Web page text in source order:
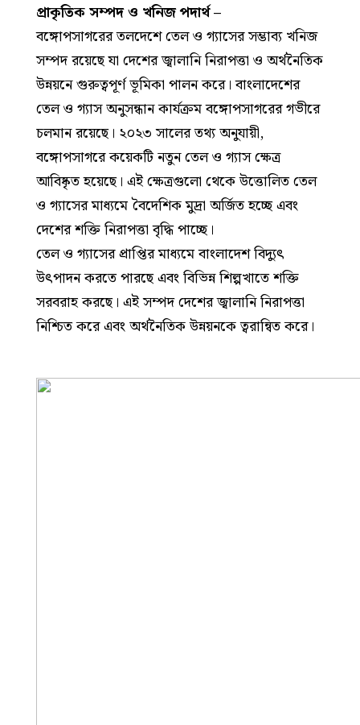
প্রাকৃতিক সম্পদ ও খনিজ পদার্থ –
বঙ্গোপসাগরের তলদেশে তেল ও গ্যাসের সম্ভাব্য খনিজ
সম্পদ রয়েছে যা দেশের জ্বালানি নিরাপত্তা ও অর্থনৈতিক
উন্নয়নে গুরুত্বপূর্ণ ভূমিকা পালন করে। বাংলাদেশের
তেল ও গ্যাস অনুসন্ধান কার্যক্রম বঙ্গোপসাগরের গভীরে
চলমান রয়েছে। ২০২৩ সালের তথ্য অনুযায়ী,
বঙ্গোপসাগরে কয়েকটি নতুন তেল ও গ্যাস ক্ষেত্র
আবিষ্কৃত হয়েছে। এই ক্ষেত্রগুলো থেকে উত্তোলিত তেল
ও গ্যাসের মাধ্যমে বৈদেশিক মুদ্রা অর্জিত হচ্ছে এবং
দেশের শক্তি নিরাপত্তা বৃদ্ধি পাচ্ছে।
তেল ও গ্যাসের প্রাপ্তির মাধ্যমে বাংলাদেশ বিদ্যুৎ
উৎপাদন করতে পারছে এবং বিভিন্ন শিল্পখাতে শক্তি
সরবরাহ করছে। এই সম্পদ দেশের জ্বালানি নিরাপত্তা
নিশ্চিত করে এবং অর্থনৈতিক উন্নয়নকে ত্বরান্বিত করে।